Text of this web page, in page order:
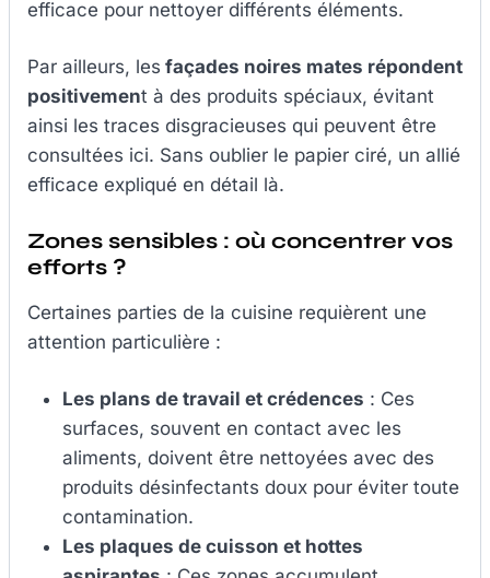
efficace pour nettoyer différents éléments.
Par ailleurs, les façades noires mates répondent
positivement à des produits spéciaux, évitant
ainsi les traces disgracieuses qui peuvent être
consultées ici. Sans oublier le papier ciré, un allié
efficace expliqué en détail là.
Zones sensibles : où concentrer vos
efforts ?
Certaines parties de la cuisine requièrent une
attention particulière :
Les plans de travail et crédences : Ces
surfaces, souvent en contact avec les
aliments, doivent être nettoyées avec des
produits désinfectants doux pour éviter toute
contamination.
Les plaques de cuisson et hottes